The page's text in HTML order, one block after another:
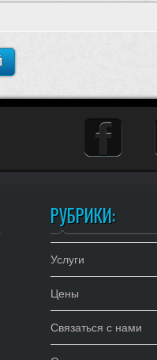
РУБРИКИ:
Услуги
Цены
Связаться с нами